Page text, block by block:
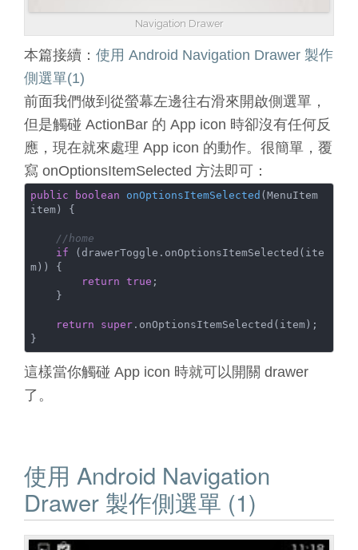
Navigation Drawer
本篇接續： 使用 Android Navigation Drawer 製作
側選單(1)
前面我們做到從螢幕左邊往右滑來開啟側選單，
但是觸碰 ActionBar 的 App icon 時卻沒有任何反
應，現在就來處理 App icon 的動作。很簡單，覆
寫 onOptionsItemSelected 方法即可：
public boolean onOptionsItemSelected (MenuItem
item)
{
//home
if (drawerToggle.onOptionsItemSelected(ite
m)) {
return true ;
return super.onOptionsItemSelected(item);
這樣當你觸碰 App icon 時就可以開關 drawer
了。
使用 Android Navigation
Drawer 製作側選單 (1)